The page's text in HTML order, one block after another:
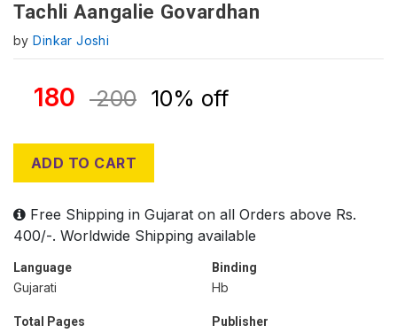
Tachli Aangalie Govardhan
byDinkar Joshi
180 200 10% off
ADD TO CART
Free Shipping in Gujarat on all Orders above Rs.
400/-. Worldwide Shipping available
Language
Gujarati
Binding
Hb
Total Pages Publisher